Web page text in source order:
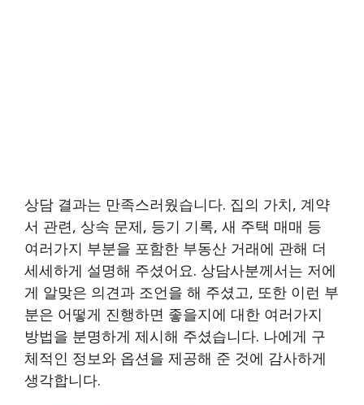
상담 결과는 만족스러웠습니다. 집의 가치, 계약
서 관련, 상속 문제, 등기 기록, 새 주택 매매 등
여러가지 부분을 포함한 부동산 거래에 관해 더
세세하게 설명해 주셨어요. 상담사분께서는 저에
게 알맞은 의견과 조언을 해 주셨고, 또한 이런 부
분은 어떻게 진행하면 좋을지에 대한 여러가지
방법을 분명하게 제시해 주셨습니다. 나에게 구
체적인 정보와 옵션을 제공해 준 것에 감사하게
생각합니다.